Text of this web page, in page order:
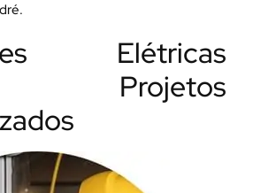
Elétricas
Projetos